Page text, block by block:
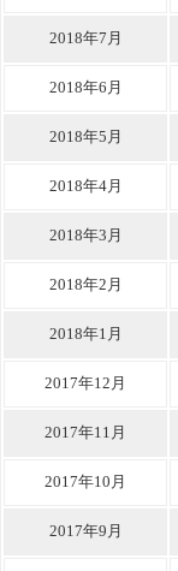
2018年7月
2018年6月
2018年5月
2018年4月
2018年3月
2018年2月
2018年1月
2017年12月
2017年11月
2017年10月
2017年9月